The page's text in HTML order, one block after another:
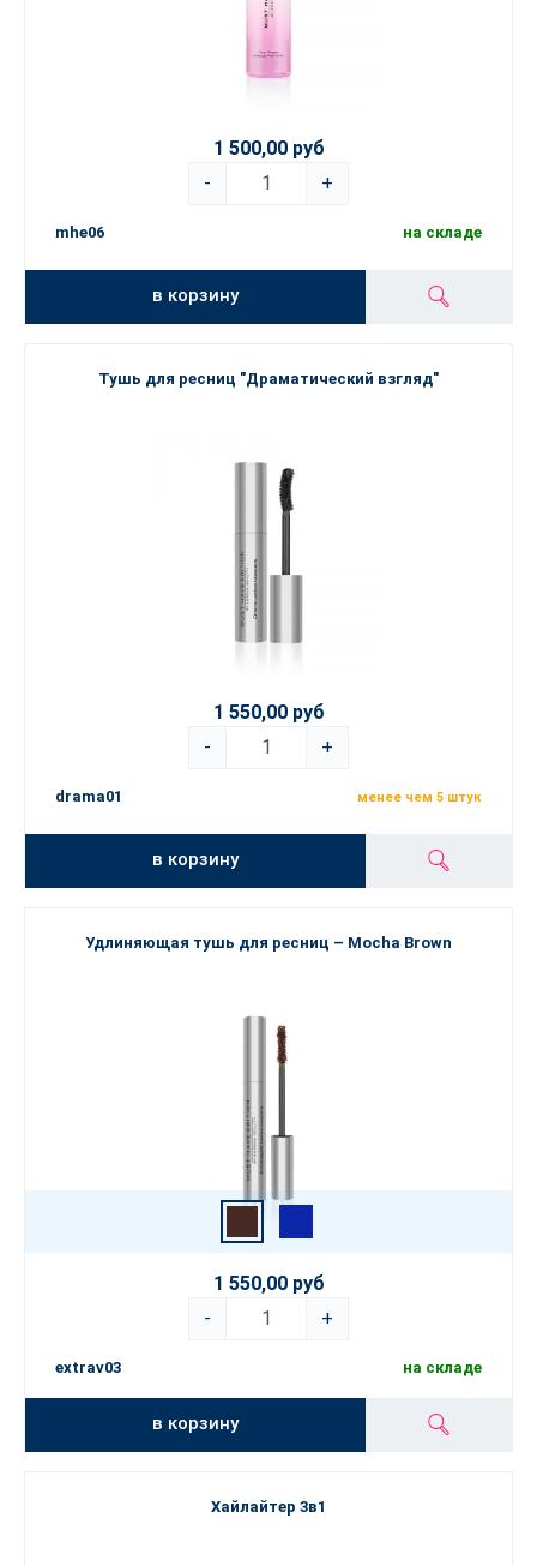
1 500,00 руб
-
+
mhe06 на складе
в корзину
Тушь для ресниц "Драматический взгляд"
1 550,00 руб
-
+
drama01 менее чем 5 штук
в корзину
Удлиняющая тушь для ресниц – Mocha Brown
1 550,00 руб
-
+
extrav03 на складе
в корзину
Хайлайтер 3в1